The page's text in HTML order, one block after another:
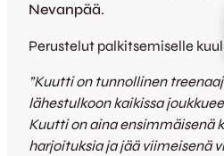
Nevanpää.
Perustelut palkitsemiselle
”Kuutti on tunnollinen
lähestulkoon kaikissa
Kuutti on aina ensimmäisenä
harjoituksia ja jää viimeisenä